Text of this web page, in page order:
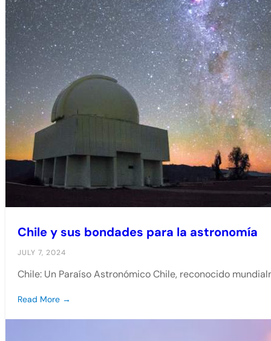
Chile y sus bondades para la astronomía
JULY 7, 2024
Chile: Un Paraíso Astronómico Chile, reconocido
Read More →